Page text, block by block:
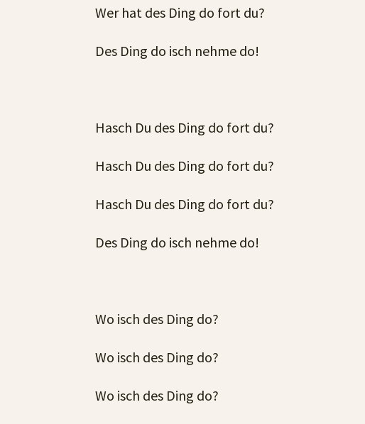
Wer hat des Ding do fort du?
Des Ding do isch nehme do!
Hasch Du des Ding do fort du?
Hasch Du des Ding do fort du?
Hasch Du des Ding do fort du?
Des Ding do isch nehme do!
Wo isch des Ding do?
Wo isch des Ding do?
Wo isch des Ding do?